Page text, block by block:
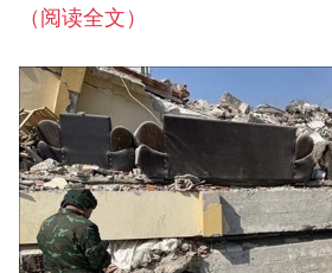
（阅读全文）